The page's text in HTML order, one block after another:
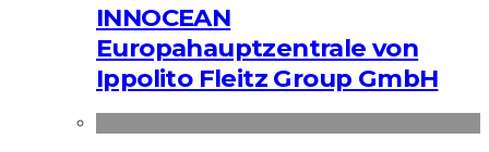
INNOCEAN
Europahauptzentrale von
Ippolito Fleitz Group GmbH